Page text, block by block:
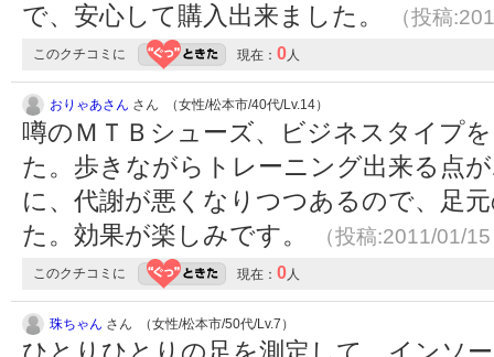
で、安心して購入出来ました。
（投稿
このクチコミに 現在： 0人
おりゃあさん さん （女性/松本市/40代/Lv.14）
噂のＭＴＢシューズ、ビジネスタイプ
た。歩きながらトレーニング出来る点
に、代謝が悪くなりつつあるので、足
た。効果が楽しみです。
（投稿:2011/01/
このクチコミに 現在： 0人
珠ちゃん さん （女性/松本市/50代/Lv.7）